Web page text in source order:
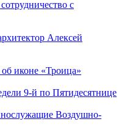
с
Алексей
иконе «Троица»
9-й по Пятидесятнице
Воздушно-